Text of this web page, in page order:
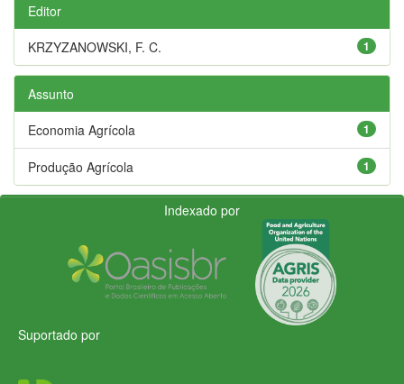
Editor
1
KRZYZANOWSKI, F. C.
Assunto
1
Economia Agrícola
1
Produção Agrícola
Indexado por
Suportado por